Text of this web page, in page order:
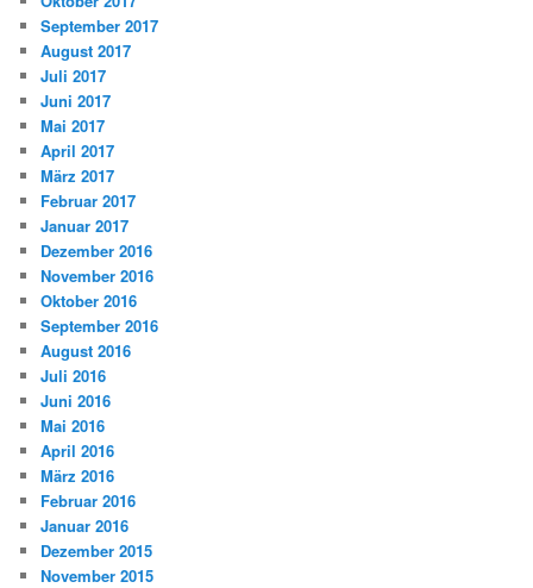
September 2017
August 2017
Juli 2017
Juni 2017
Mai 2017
April 2017
März 2017
Februar 2017
Januar 2017
Dezember 2016
November 2016
Oktober 2016
September 2016
August 2016
Juli 2016
Juni 2016
Mai 2016
April 2016
März 2016
Februar 2016
Januar 2016
Dezember 2015
November 2015